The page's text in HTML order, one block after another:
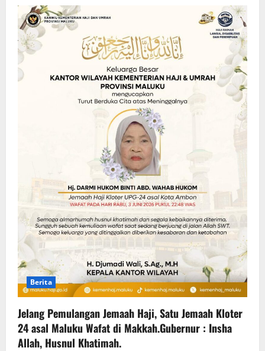
Berita
Jelang Pemulangan Jemaah Haji, Satu Jemaah Kloter
24 asal Maluku Wafat di Makkah.Gubernur : Insha
Allah, Husnul Khatimah.